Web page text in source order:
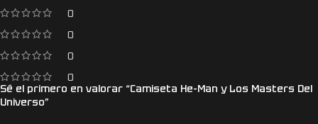
0
0
0
0
Sé el primero en valorar “Camiseta He-Man y Los Masters Del
Universo”